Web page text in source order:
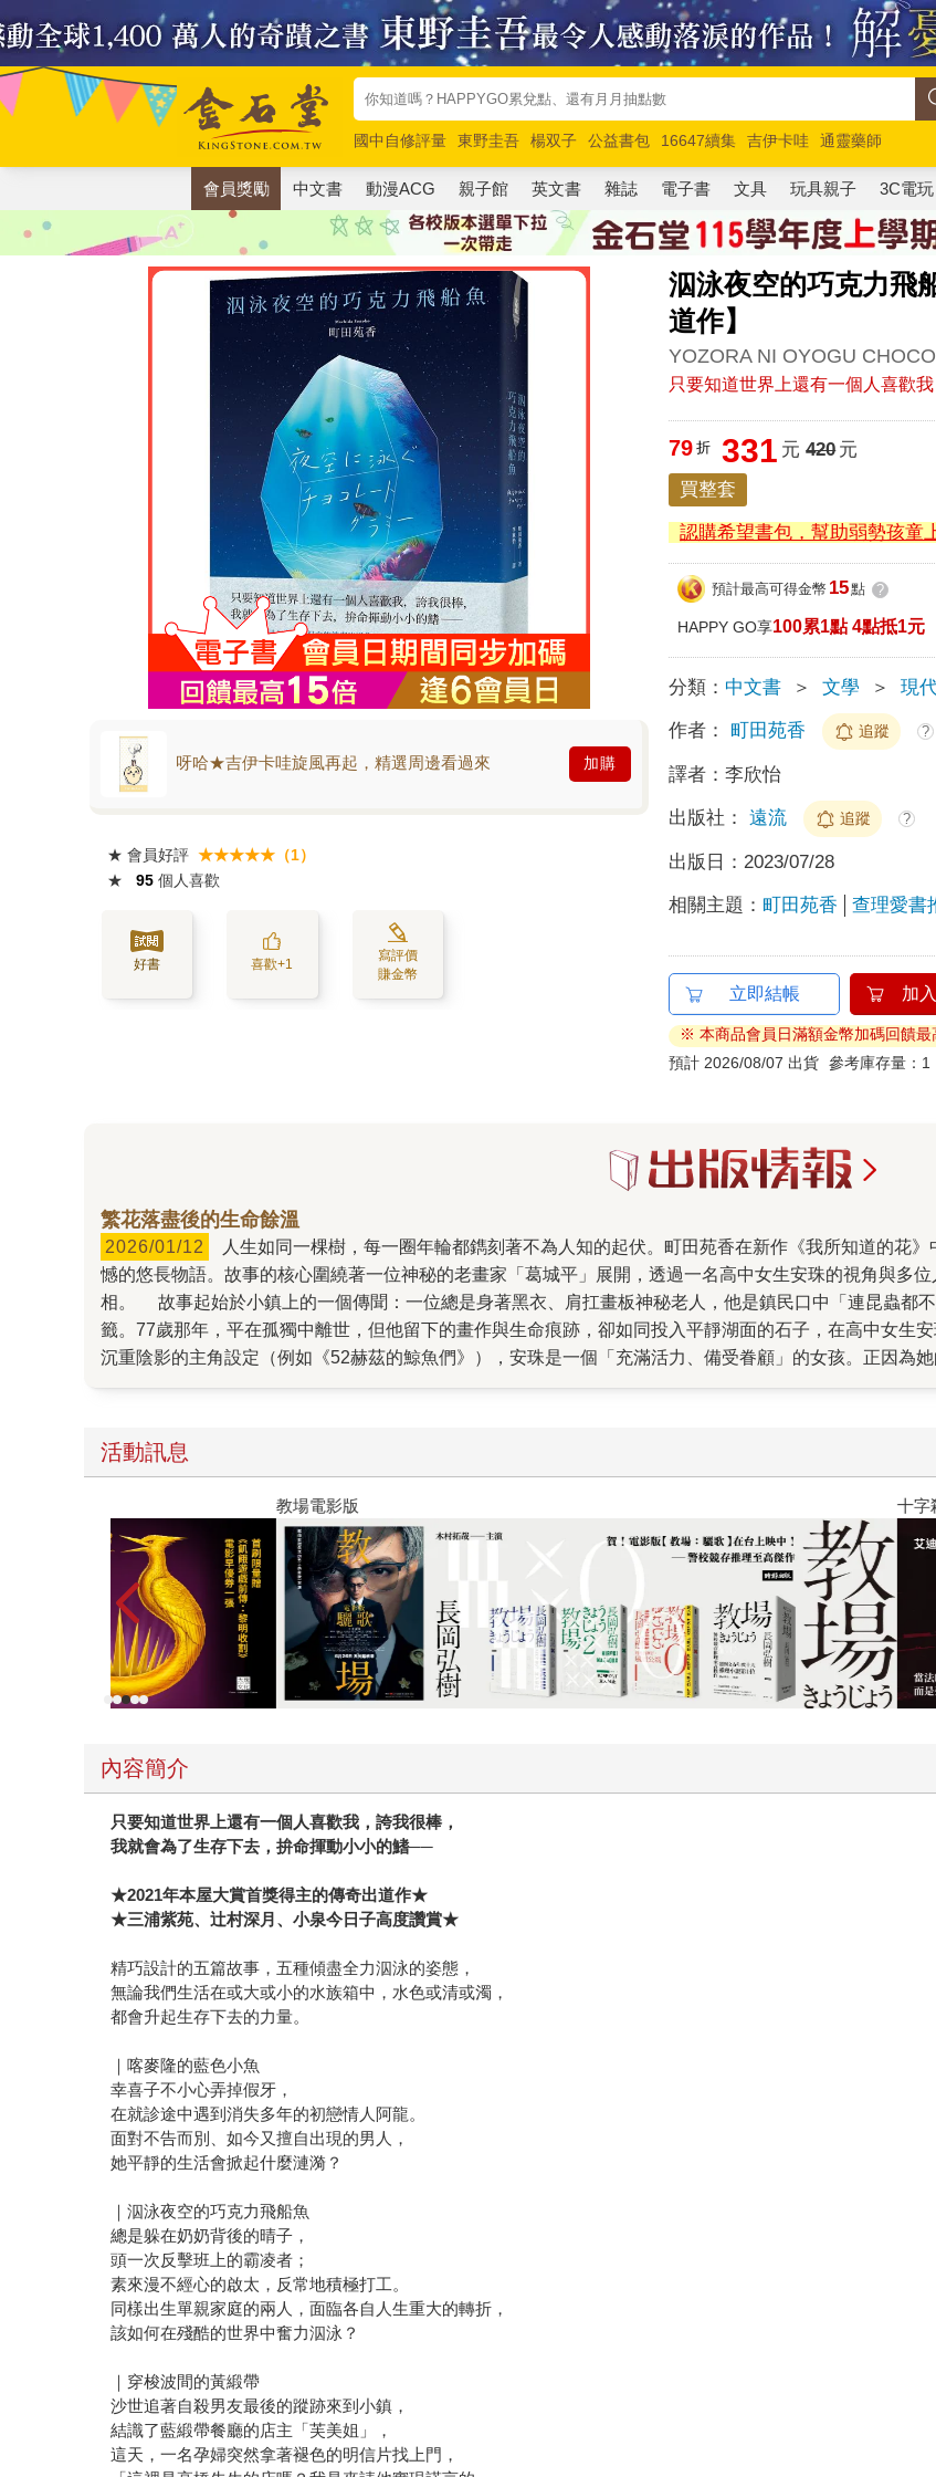
國中自修評量 東野圭吾 楊双子 公益書包 16647續集 吉伊卡哇
通靈藥師
唯紅花綻放
奧德賽 路邊攤新作 馬斯克 玩具總動員5 超慢跑
會員獎勵 中文書 動漫ACG 親子館 英文書 雜誌 電子書 文具 玩具親子 3C電玩
泅泳夜空的巧克力飛
道作】
YOZORA NI OYOGU
只要知道世界上還有一個人喜歡
呀哈★吉伊卡哇旋風再起，精選周邊看過來 加購
★ 會員好評 ★★★★★（1）
★
95 個人喜歡
好書 喜歡+1
寫評價
賺金幣
79 折 331 元 420元
買整套
認購希望書包，幫助弱勢孩童
預計最高可得金幣 15點 ?
HAPPY GO享100累1點 4點抵1元
分類： 中文書 ＞ 文學 ＞ 現
作者： 町田苑香 追蹤 ?
譯者：李欣怡
出版社： 遠流 追蹤 ?
出版日： 2023/07/28
相關主題： 町田苑香 查理愛書
立即結帳 加
※ 本商品會員日滿額金幣加碼回饋最
預計 2026/08/07 出貨 參考庫存量
繁花落盡後的生命餘溫
2026/01/12
憾的悠長物語。故事的核心圍繞著一位神秘的老畫家「葛城平」展開，透過一名高中女生安珠的視角與多
相。 故事起始於小鎮上的一個傳聞：一位總是身著黑衣、肩扛畫板神秘老人，他是鎮民口中「連昆蟲都不忍傷害」的善良者，卻也被貼上「婚姻騙子」的負面標
籤。77歲那年，平在孤獨中離世，但他留下的畫作與生命痕跡，卻如同投入平靜湖面的石子，在高中女生安珠的生活中激起陣陣
沉重陰影的主角設定（例如《52赫茲的鯨魚們》），安珠是一個「充滿活力、備受眷顧」的女孩。正因為
法逆轉，務必珍惜當下的連結。 然而，遺憾中亦有溫情。這是一部由多個短篇交織而成的長篇故事，章節視角不斷切換，從LGBT少年的掙扎、受壓抑的母女關
係，到孤僻老人的正義感，每個人都在與他人的碰撞中改變了生命的節奏。即使平的一生充滿苦難，但他
這段孤獨的生命染上了幸福的底色。 閱讀這部作品，就像是穿梭在一場情感的遊行中。町田苑香敏銳地捕捉到現代人的疏離——人們沉溺於社交媒體的同溫層，卻
對身邊的真實個體感到冷漠。她透過故事傳遞出一個溫暖的訊息：有時你一個微不足道的舉動，可能成為他人生命中的慰藉。 故事同時
日葵、番紅花、鐵線蓮為章節點綴，並象徵著每段人生都有其綻放的姿態。當我們隨著安珠的腳步走到故
思我們自己的人生。 正如書中所展現的，人類既笨拙、固執，卻又如此脆弱敏感。即便人生軌跡迥異，我們依然能在彼此的生命中留下痕跡。這部作品最終帶給讀
者的，是那種在繁花落盡後，依然能在心中流動的、明媚而悠長的力量。
活動訊息
十字殺手【艾迪．弗林系
內容簡介
只要知道世界上還有一個人喜歡我，誇我很棒，
我就會為了生存下去，拚命揮動小小的鰭──
★2021年本屋大賞首獎得主的傳奇出道作★
★三浦紫苑、辻村深月、小泉今日子高度讚賞★
精巧設計的五篇故事，五種傾盡全力泅泳的姿態，
無論我們生活在或大或小的水族箱中，水色或清或濁，
都會升起生存下去的力量。
｜喀麥隆的藍色小魚
幸喜子不小心弄掉假牙，
在就診途中遇到消失多年的初戀情人阿龍。
面對不告而別、如今又擅自出現的男人，
她平靜的生活會掀起什麼漣漪？
｜泅泳夜空的巧克力飛船魚
總是躲在奶奶背後的晴子，
頭一次反擊班上的霸凌者；
素來漫不經心的啟太，反常地積極打工。
同樣出生單親家庭的兩人，面臨各自人生重大的轉折，
該如何在殘酷的世界中奮力泅泳？
｜穿梭波間的黃緞帶
沙世追著自殺男友最後的蹤跡來到小鎮，
結識了藍緞帶餐廳的店主「芙美姐」，
這天，一名孕婦突然拿著褪色的明信片找上門，